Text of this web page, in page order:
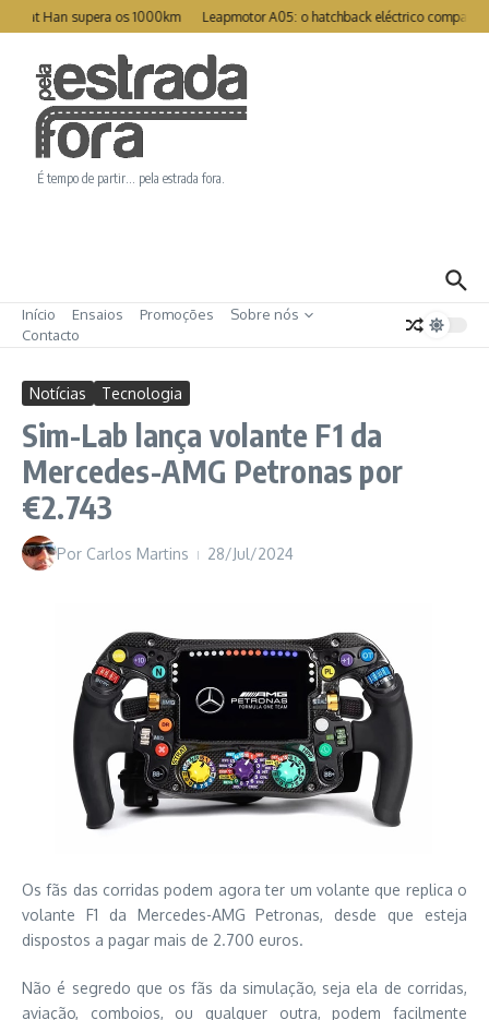
Ir para o conteúdo
Han supera os 1000km Leapmotor A05: o hatchback eléctrico compacto
É tempo de partir… pela estrada fora.
Início Ensaios Promoções
Sobre nós
Contacto
Notícias Tecnologia
Sim-Lab lança volante F1 da
Mercedes-AMG Petronas por
€2.743
Por Carlos Martins 28/Jul/2024
Os fãs das corridas podem agora ter um volante que replica o
volante F1 da Mercedes-AMG Petronas, desde que esteja
dispostos a pagar mais de 2.700 euros.
Não é segredo que os fãs da simulação, seja ela de corridas,
aviação, comboios, ou qualquer outra, podem facilmente